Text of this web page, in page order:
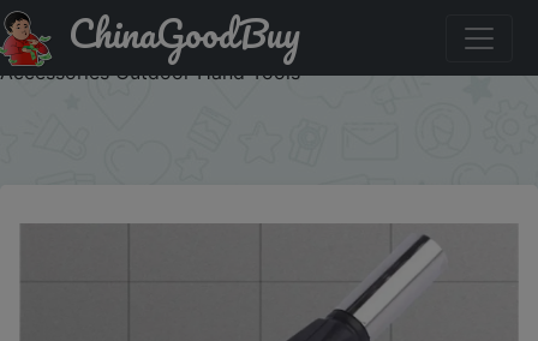
Купить по скидке: Hand-cranked Air Blower Barbecue Fan
Mini Portable BBQ Grill Fire Bellows Picnic Camping
Accessories Outdoor Hand Tools
ChinaGoodBuy